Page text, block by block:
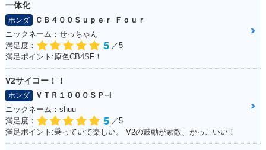
一体化
ホンダ
ＣＢ４００Ｓｕｐｅｒ Ｆｏｕｒ
ニックネーム：せっちゃん
満足度：
5 ／5
満足ポイント:原色CB4SF！
V2サイコー！！
ホンダ
ＶＴＲ１０００ＳＰ−I
ニックネーム：shuu
満足度：
5 ／5
満足ポイント:乗っていて楽しい。 V2の鼓動が素敵、かっこいい！